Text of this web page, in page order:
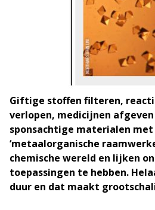
Giftige stoffen filteren,
verlopen, medicijnen
sponsachtige materialen met
‘metaalorganische
chemische wereld en lijken
toepassingen te hebben.
duur en dat maakt